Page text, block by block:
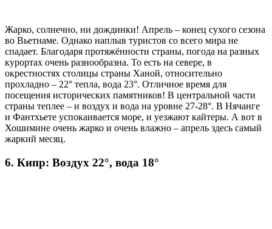
Жарко, солнечно, ни дождинки! Апрель – конец сухого сезона
во Вьетнаме. Однако наплыв туристов со всего мира не
спадает. Благодаря протяжённости страны, погода на разных
курортах очень разнообразна. То есть на севере, в
окрестностях столицы страны Ханой, относительно
прохладно – 22° тепла, вода 23°. Отличное время для
посещения исторических памятников! В центральной части
страны теплее – и воздух и вода на уровне 27-28°. В Нячанге
и Фантхьете успокаивается море, и уезжают кайтеры. А вот в
Хошимине очень жарко и очень влажно – апрель здесь самый
жаркий месяц.
6. Кипр: Воздух 22°, вода 18°